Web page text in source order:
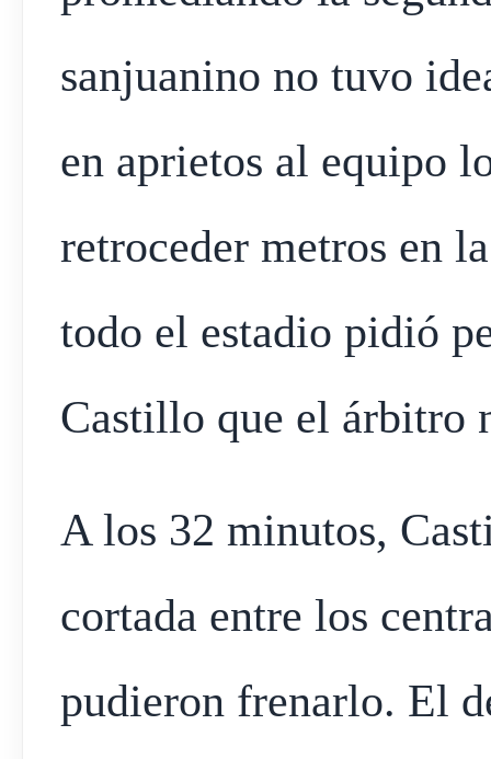
sanjuanino no tuvo
en aprietos al equipo
retroceder metros en
todo el estadio pidió
Castillo que el árbitro
A los 32 minutos,
cortada entre los
pudieron frenarlo. El